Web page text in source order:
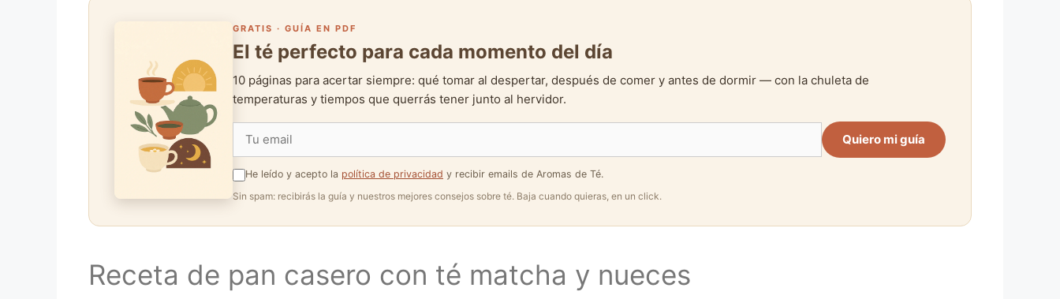
GRATIS · GUÍA EN PDF
El té perfecto para cada momento del día
10 páginas para acertar siempre: qué tomar al despertar, después de comer y antes de dormir — con la chuleta de
temperaturas y tiempos que querrás tener junto al hervidor.
Quiero mi guía
He leído y acepto la política de privacidad y recibir emails de Aromas de Té.
Sin spam: recibirás la guía y nuestros mejores consejos sobre té. Baja cuando quieras, en un click.
Receta de pan casero con té matcha y nueces